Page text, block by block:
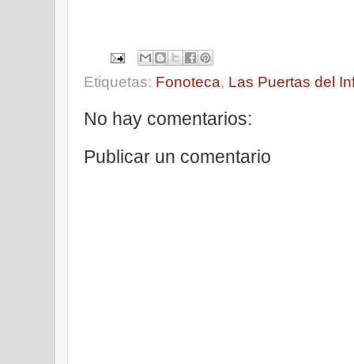
Etiquetas: Fonoteca, Las Puertas del
No hay comentarios:
Publicar un comentario